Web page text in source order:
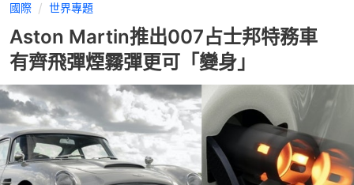
國際 世界專題
Aston Martin推出007占士邦特務車
有齊飛彈煙霧彈更可「變身」